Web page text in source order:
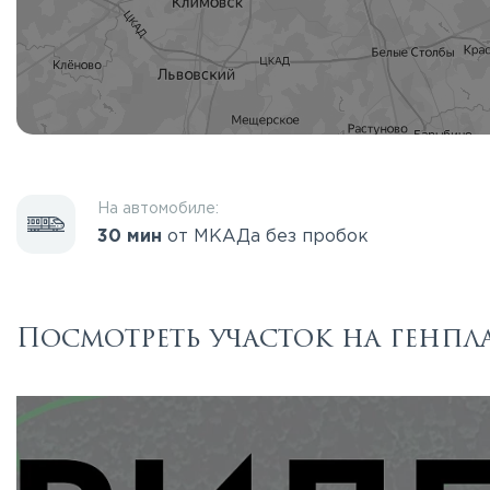
На автомобиле:
30 мин от МКАДа без пробок
Посмотреть участок на